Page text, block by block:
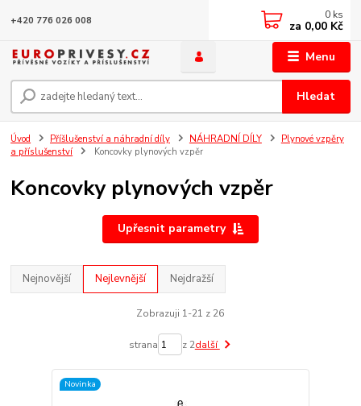
Menu
Hledat
+420 776 026 008 0 ks
za 0,00 Kč
Úvod Příšlušenství a náhradní díly NÁHRADNÍ DÍLY
Plynové vzpěry
a příslušenství
Koncovky plynových vzpěr
Koncovky plynových vzpěr
Upřesnit parametry
Nejnovější Nejlevnější Nejdražší
Zobrazuji 1-21 z 26
strana z 2další
Novinka